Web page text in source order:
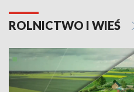
ROLNICTWO I WIEŚ